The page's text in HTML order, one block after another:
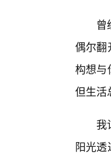
曾
偶尔翻
构想与
但生活
我
阳光